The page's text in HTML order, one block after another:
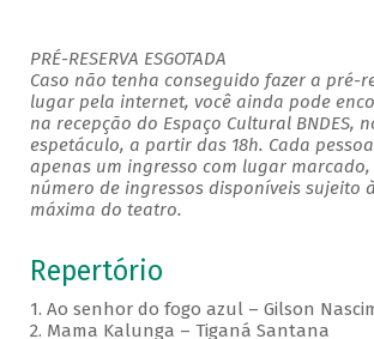
PRÉ-RESERVA ESGOTADA
Caso não tenha conseguido fazer a pré-
lugar pela internet, você ainda pode
na recepção do Espaço Cultural BNDES,
espetáculo, a partir das 18h. Cada
apenas um ingresso com lugar
número de ingressos disponíveis sujeito
máxima do teatro.
Repertório
1. Ao senhor do fogo azul – Gilson
2. Mama Kalunga – Tiganá Santana